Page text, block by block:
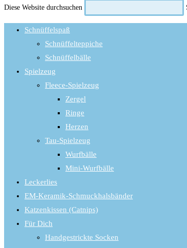
Diese Website durchsuchen
Schnüffelspaß
Schnüffelteppiche
Schnüffelbälle
Spielzeug
Fleece-Spielzeug
Zergel
Ringe
Herzen
Tau-Spielzeug
Wurfbälle
Mini-Wurfbälle
Leckerlies
EM-Keramik-Schmuckhalsbänder
Katzenkissen (Catnips)
Für Dich
Handgestrickte Socken